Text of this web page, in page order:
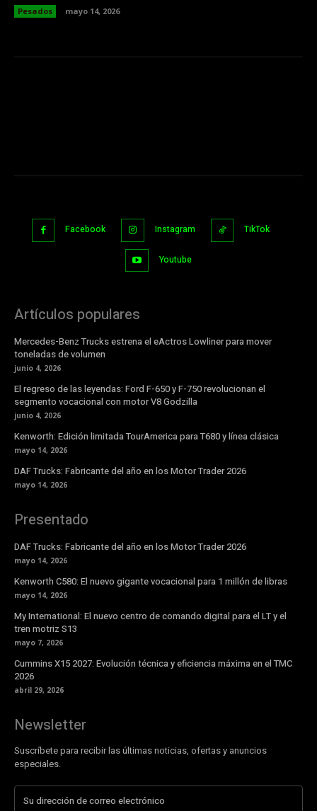
Pesados mayo 14, 2026
Facebook Instagram TikTok
Youtube
Artículos populares
Mercedes-Benz Trucks estrena el eActros Lowliner para mover
toneladas de volumen
junio 4, 2026
El regreso de las leyendas: Ford F-650 y F-750 revolucionan el
segmento vocacional con motor V8 Godzilla
junio 4, 2026
Kenworth: Edición limitada TourAmerica para T680 y línea clásica
mayo 14, 2026
DAF Trucks: Fabricante del año en los Motor Trader 2026
mayo 14, 2026
Presentado
DAF Trucks: Fabricante del año en los Motor Trader 2026
mayo 14, 2026
Kenworth C580: El nuevo gigante vocacional para 1 millón de libras
mayo 14, 2026
My International: El nuevo centro de comando digital para el LT y el
tren motriz S13
mayo 7, 2026
Cummins X15 2027: Evolución técnica y eficiencia máxima en el TMC
2026
abril 29, 2026
Newsletter
Suscríbete para recibir las últimas noticias, ofertas y anuncios
especiales.